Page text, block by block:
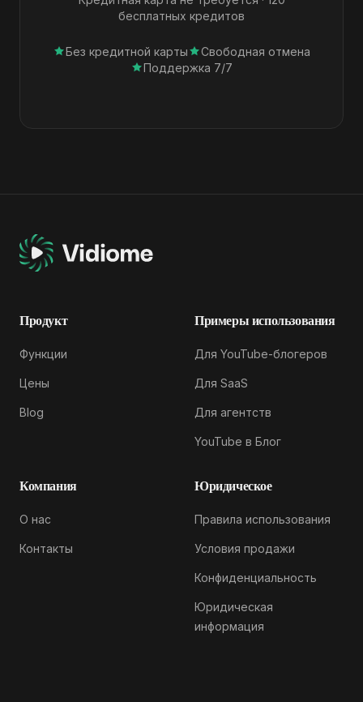
бесплатных кредитов
Без кредитной карты
Свободная отмена
Поддержка 7/7
Продукт
Функции
Цены
Blog
Примеры использования
Для YouTube-блогеров
Для SaaS
Для агентств
YouTube в Блог
Компания
О нас
Контакты
Юридическое
Правила использования
Условия продажи
Конфиденциальность
Юридическая
информация